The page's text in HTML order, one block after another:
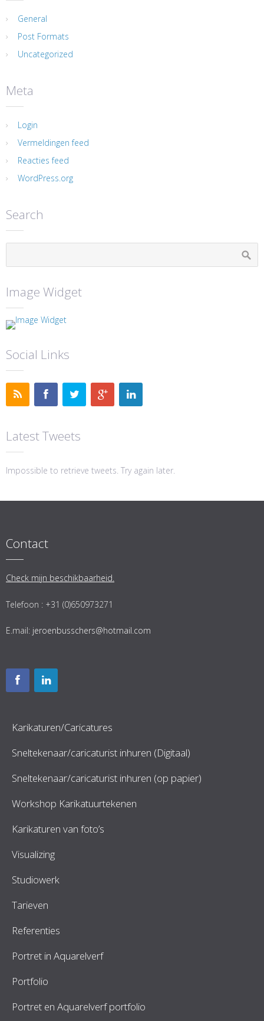
General
Post Formats
Uncategorized
Meta
Login
Vermeldingen feed
Reacties feed
WordPress.org
Search
Image Widget
Social Links
Latest Tweets
Impossible to retrieve tweets. Try again later.
Contact
Check mijn beschikbaarheid.
Telefoon : +31 (0)650973271
E.mail: jeroenbusschers@hotmail.com
Karikaturen/Caricatures
Sneltekenaar/caricaturist inhuren (Digitaal)
Sneltekenaar/caricaturist inhuren (op papier)
Workshop Karikatuurtekenen
Karikaturen van foto’s
Visualizing
Studiowerk
Tarieven
Referenties
Portret in Aquarelverf
Portfolio
Portret en Aquarelverf portfolio